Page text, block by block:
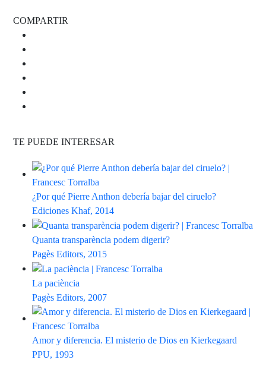
COMPARTIR
TE PUEDE INTERESAR
¿Por qué Pierre Anthon debería bajar del ciruelo?
Ediciones Khaf, 2014
Quanta transparència podem digerir?
Pagès Editors, 2015
La paciència
Pagès Editors, 2007
Amor y diferencia. El misterio de Dios en Kierkegaard
PPU, 1993